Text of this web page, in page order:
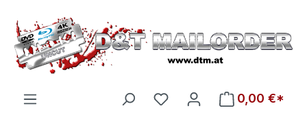
Zum Hauptinhalt springen
Du hast 0 Produkte auf
0,00 €*